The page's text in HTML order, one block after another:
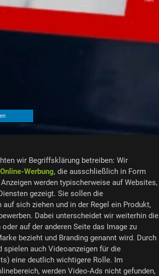
wir Begriffsklärung betreiben: Wir
Online-Werbung, die ausschließlich in Form
werden typischerweise auf Websites,
gezeigt. Sie sollen die
sich ziehen und in der Regel ein Produkt,
Dabei unterscheidet wir weiterhin die
auf der anderen Seite das Image zu
bezieht und Branding genannt wird. Durch
auch Videoanzeigen für die
eine deutlich wichtigere Rolle. Im
werden Video-Ads nicht gefunden,